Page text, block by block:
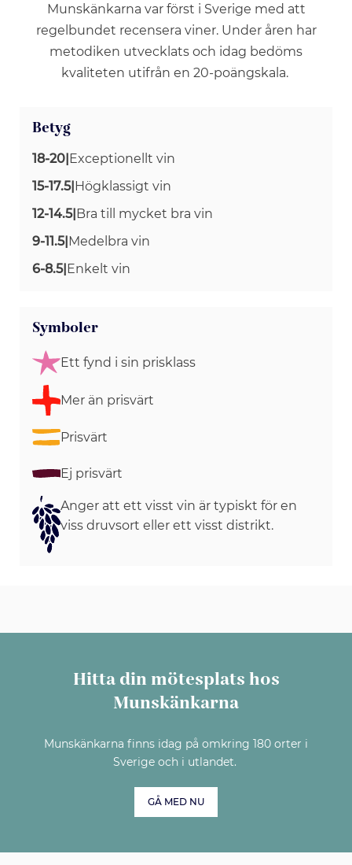
Munskänkarna var först i Sverige med att
regelbundet recensera viner. Under åren har
metodiken utvecklats och idag bedöms
kvaliteten utifrån en 20-poängskala.
Betyg
18-20|Exceptionellt vin
15-17.5|Högklassigt vin
12-14.5|Bra till mycket bra vin
9-11.5|Medelbra vin
6-8.5|Enkelt vin
Symboler
Ett fynd i sin prisklass
Mer än prisvärt
Prisvärt
Ej prisvärt
Anger att ett visst vin är typiskt för en
viss druvsort eller ett visst distrikt.
Hitta din mötesplats hos
Munskänkarna
Munskänkarna finns idag på omkring 180 orter i
Sverige och i utlandet.
GÅ MED NU